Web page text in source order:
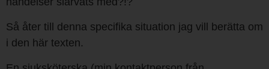
Så åter till denna specifika situation jag vill berätta om
i den här texten.